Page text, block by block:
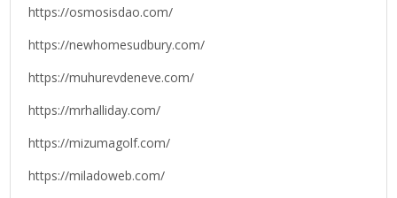
https://osmosisdao.com/
https://newhomesudbury.com/
https://muhurevdeneve.com/
https://mrhalliday.com/
https://mizumagolf.com/
https://miladoweb.com/